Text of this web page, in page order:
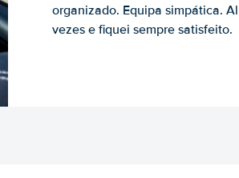
organizado. Equipa simpática.
vezes e fiquei sempre satisfeito.